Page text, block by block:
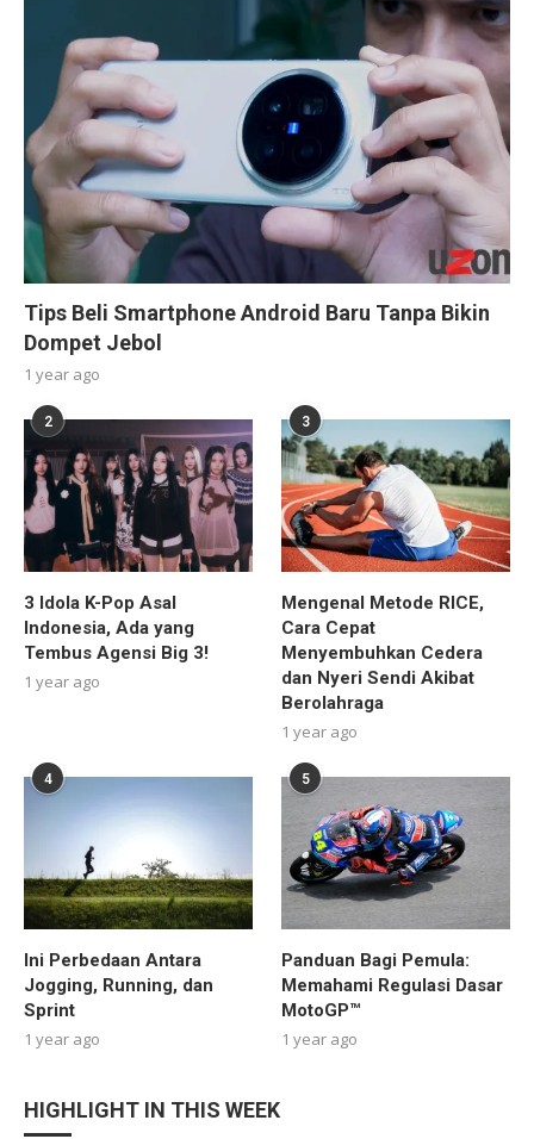
Tips Beli Smartphone Android Baru Tanpa Bikin
Dompet Jebol
1 year ago
2
3 Idola K-Pop Asal
Indonesia, Ada yang
Tembus Agensi Big 3!
1 year ago
3
Mengenal Metode RICE,
Cara Cepat
Menyembuhkan Cedera
dan Nyeri Sendi Akibat
Berolahraga
1 year ago
4
Ini Perbedaan Antara
Jogging, Running, dan
Sprint
1 year ago
5
Panduan Bagi Pemula:
Memahami Regulasi Dasar
MotoGP™
1 year ago
HIGHLIGHT IN THIS WEEK